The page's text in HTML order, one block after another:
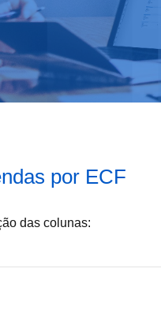
por ECF
das colunas: